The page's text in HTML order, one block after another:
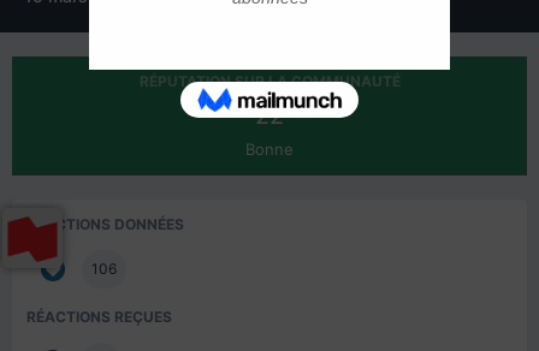
RÉPUTATION SUR LA COMMUNAUTÉ
22
Bonne
RÉACTIONS DONNÉES
106
RÉACTIONS REÇUES